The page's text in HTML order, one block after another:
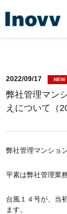
2022/09/17 NEW
弊社管理マン
えについて（
弊社管理マンショ
平素は弊社管理業
台風１４号が、当
ます。